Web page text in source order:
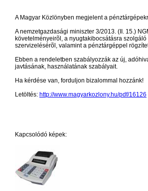
A Magyar Közlönyben megjelent a
A nemzetgazdasági miniszter 3/2013. (II. 15.)
követelményeirõl, a nyugtakibocsátásra
szervizelésérõl, valamint a pénztárgéppel
Ebben a rendeletben szabályozzák az új,
javtásának, használatának szabályait.
Ha kérdése van, forduljon bizalommal hozzánk!
Letöltés: http://www.magyarkozlony.hu/pdf/16126
Kapcsolódó képek: